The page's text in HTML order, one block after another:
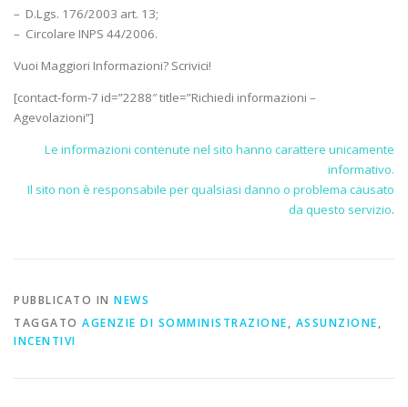
– D.Lgs. 176/2003 art. 13;
– Circolare INPS 44/2006.
Vuoi Maggiori Informazioni? Scrivici!
[contact-form-7 id=”2288″ title=”Richiedi informazioni –
Agevolazioni”]
Le informazioni contenute nel sito hanno carattere unicamente
informativo.
Il sito non è responsabile per qualsiasi danno o problema causato
da questo servizio.
PUBBLICATO IN NEWS
TAGGATO AGENZIE DI SOMMINISTRAZIONE, ASSUNZIONE,
INCENTIVI